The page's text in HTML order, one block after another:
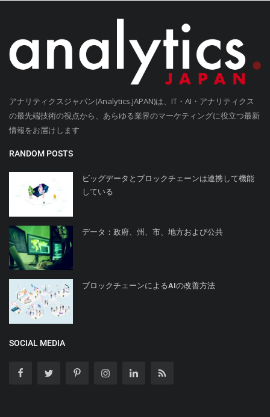
アナリティクスジャパン(Analytics.JAPAN)は、IT・AI・アナリティクス
の最先端技術の視点から、あらゆる業界のマーケティングに役立つ最新
情報をお届けします
RANDOM POSTS
ビッグデータとブロックチェーンは連携して機能
している
データ：政府、州、市、地方および公共
ブロックチェーンによるAIの改善方法
SOCIAL MEDIA